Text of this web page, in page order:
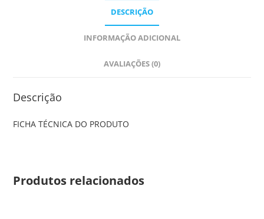
DESCRIÇÃO
INFORMAÇÃO ADICIONAL
AVALIAÇÕES (0)
Descrição
FICHA TÉCNICA DO PRODUTO
Produtos relacionados